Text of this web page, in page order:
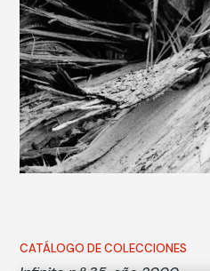
CATÁLOGO DE COLECCIONES